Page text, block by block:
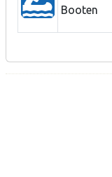
Booten